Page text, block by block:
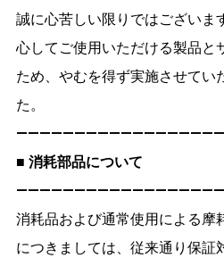
誠に心苦しい限りではございま
心してご使用いただける製品と
ため、やむを得ず実施させてい
た。
■ 消耗部品について
消耗品および通常使用による摩
につきましては、従来通り保証